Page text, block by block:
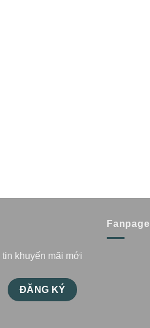
khuyến mãi mới
Fanpage